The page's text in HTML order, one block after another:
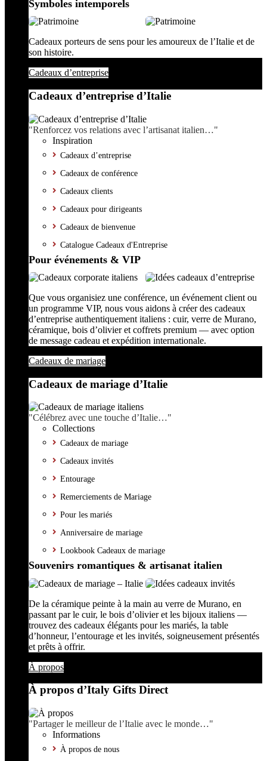
Symboles intemporels
Cadeaux porteurs de sens pour les amoureux de l’Italie et de
son histoire.
Cadeaux d’entreprise
Cadeaux d’entreprise d’Italie
"Renforcez vos relations avec l’artisanat italien…"
Inspiration
Cadeaux d’entreprise
Cadeaux de conférence
Cadeaux clients
Cadeaux pour dirigeants
Cadeaux de bienvenue
Catalogue Cadeaux d'Entreprise
Pour événements & VIP
Que vous organisiez une conférence, un événement client ou
un programme VIP, nous vous aidons à créer des cadeaux
d’entreprise authentiquement italiens : cuir, verre de Murano,
céramique, bois d’olivier et coffrets premium — avec option
de message cadeau et expédition internationale.
Cadeaux de mariage
Cadeaux de mariage d’Italie
"Célébrez avec une touche d’Italie…"
Collections
Cadeaux de mariage
Cadeaux invités
Entourage
Remerciements de Mariage
Pour les mariés
Anniversaire de mariage
Lookbook Cadeaux de mariage
Souvenirs romantiques & artisanat italien
De la céramique peinte à la main au verre de Murano, en
passant par le cuir, le bois d’olivier et les bijoux italiens —
trouvez des cadeaux élégants pour les mariés, la table
d’honneur, l’entourage et les invités, soigneusement présentés
et prêts à offrir.
À propos
À propos d’Italy Gifts Direct
"Partager le meilleur de l’Italie avec le monde…"
Informations
À propos de nous